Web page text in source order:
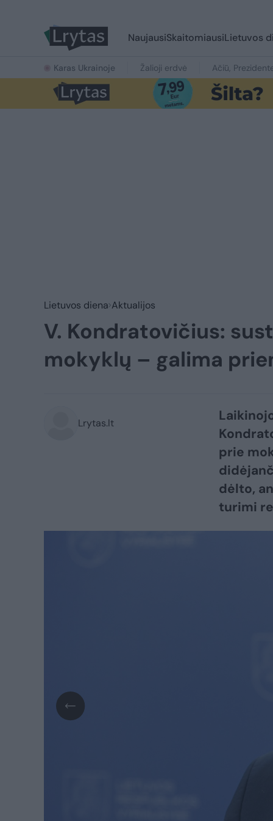
NaujausiSkaitomiausiLietuvos
Karas Ukrainoje Žalioji erdvė Ačiū,
Lietuvos diena Aktualijos
V. Kondratovičius:
mokyklų – galima
Lrytas.lt
prie
dėlto,
turimi